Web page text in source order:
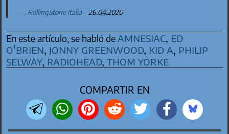
RollingStone Italia– 26.04.2020
En este artículo, se habló de amnesiac, ed
o'brien, jonny greenwood, kid a, philip
selway, radiohead,thom yorke
COMPARTIR EN